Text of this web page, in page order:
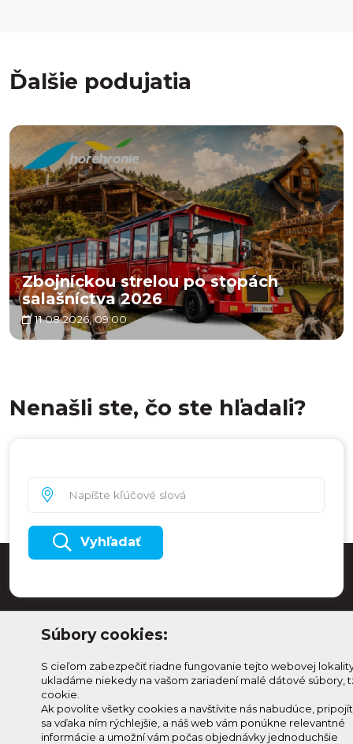
Ďalšie podujatia
Zbojníckou strelou po stopách
salašníctva 2026
11.08.2026, 09:00
Nenašli ste, čo ste hľadali?
Vyhľadať
Prihlásenie
Odoberaj Kam na
Súbory cookies:
S cieľom zabezpečiť riadne fungovanie tejto webovej
ukladáme niekedy na vašom zariadení malé dátové súbory,
cookie.
Ak povolíte všetky cookies a navštívite nás nabudúce,
sa vďaka ním rýchlejšie, a náš web vám ponúkne relevantné
informácie a umožní vám počas objednávky jednoduchšie